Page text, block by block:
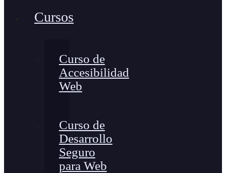
Cursos
Curso de
Accesibilidad
Web
Curso de
Desarrollo
Seguro
para Web